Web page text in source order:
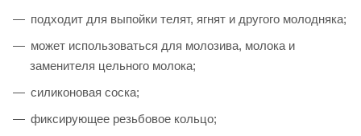
подходит для выпойки телят, ягнят и другого молодняка;
может использоваться для молозива, молока и
заменителя цельного молока;
силиконовая соска;
фиксирующее резьбовое кольцо;